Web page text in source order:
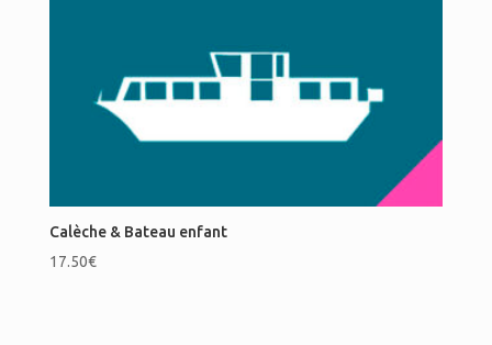
Calèche & Bateau enfant
17.50€